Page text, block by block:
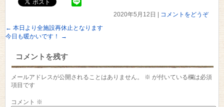
2020年5月12日
コメントをどうぞ
← 本日より全施設再休止となります
今日も暖かいです！
→
コメントを残す
メールアドレスが公開されることはありません。 ※ が付いている欄は必須
項目です
コメント ※